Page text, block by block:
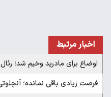
اخبار مرتبط
اوضاع برای مادرید وخیم شد؛
فرصت زیادی باقی نمانده؛